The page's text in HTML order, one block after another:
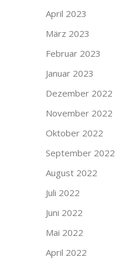
April 2023
März 2023
Februar 2023
Januar 2023
Dezember 2022
November 2022
Oktober 2022
September 2022
August 2022
Juli 2022
Juni 2022
Mai 2022
April 2022